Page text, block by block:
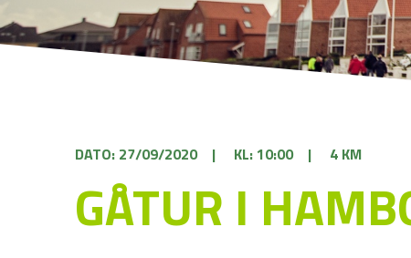
DATO: 27/09/2020 | KL: 10:00 | 4 KM
GÅTUR I